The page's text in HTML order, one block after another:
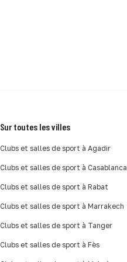
Sur toutes les villes
Clubs et salles de sport à Agadir
Clubs et salles de sport à Casablanca
Clubs et salles de sport à Rabat
Clubs et salles de sport à Marrakech
Clubs et salles de sport à Tanger
Clubs et salles de sport à Fès